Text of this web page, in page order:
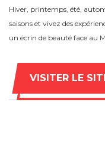
Hiver, printemps, été,
saisons et vivez des
un écrin de beauté face au
VISITER LE